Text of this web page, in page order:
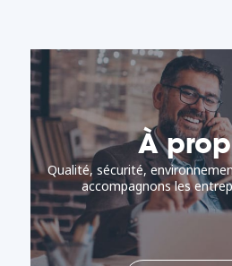
À
Qualité, sécurité,
accompagnons les